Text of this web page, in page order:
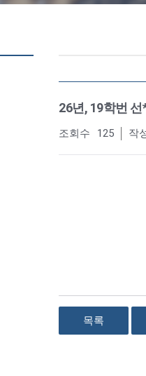
26년, 19학번
조회수 125 작
목록